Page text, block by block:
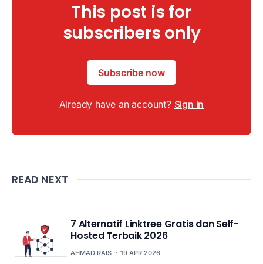
This post is for
subscribers only
Subscribe now
Already have an account? Sign in
READ NEXT
7 Alternatif Linktree Gratis dan Self-
Hosted Terbaik 2026
AHMAD RAIS 19 APR 2026